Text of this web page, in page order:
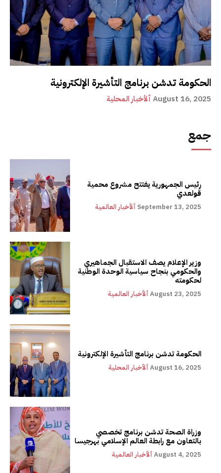
الحكومة تدشن برنامج التأشيرة الإلكترونية
ألأخبار المحلية August 16, 2025
جمع
رئيس الجمهورية يفتتح مشروع محمية
قولعدي
ألأخبار العالمية September 13, 2025
وزير الإعلام يصف الاستقبال الجماهيري
والحكومي بنجاح سياسية الوحدة الوطنية
لحكومته
ألأخبار العالمية August 23, 2025
الحكومة تدشن برنامج التأشيرة الإلكترونية
ألأخبار المحلية August 16, 2025
وزراة الصحة تدشن برنامج تخصصي
بالتعاون مع رابطة العالم الإسلامي بهرجيسا
ألأخبار العالمية August 4, 2025